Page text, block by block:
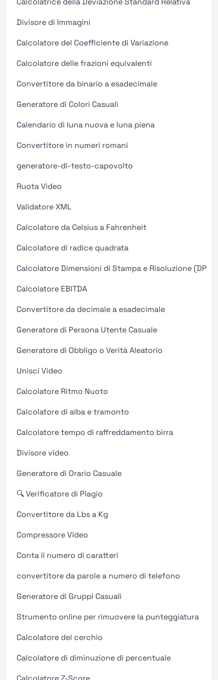
Divisore di Immagini
Calcolatore del Coefficiente di Variazione
Calcolatore delle frazioni equivalenti
Convertitore da binario a esadecimale
Generatore di Colori Casuali
Calendario di luna nuova e luna piena
Convertitore in numeri romani
generatore-di-testo-capovolto
Ruota Video
Validatore XML
Calcolatore da Celsius a Fahrenheit
Calcolatore di radice quadrata
Calcolatore Dimensioni di Stampa e Risoluzione (DPI/
Calcolatore EBITDA
Convertitore da decimale a esadecimale
Generatore di Persona Utente Casuale
Generatore di Obbligo o Verità Aleatorio
Unisci Video
Calcolatore Ritmo Nuoto
Calcolatore di alba e tramonto
Calcolatore tempo di raffreddamento birra
Divisore video
Generatore di Orario Casuale
🔍 Verificatore di Plagio
Convertitore da Lbs a Kg
Compressore Video
Conta il numero di caratteri
convertitore da parole a numero di telefono
Generatore di Gruppi Casuali
Strumento online per rimuovere la punteggiatura
Calcolatore del cerchio
Calcolatore di diminuzione di percentuale